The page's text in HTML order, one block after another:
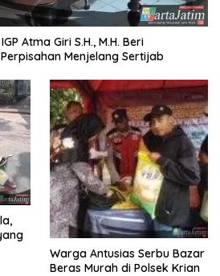
Atma Giri S.H., M.H. Beri
Menjelang Sertijab
Warga Antusias Serbu Bazar
Beras Murah di Polsek Krian